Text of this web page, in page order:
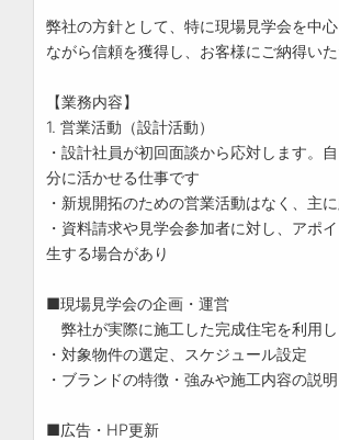
弊社の方針として、特に現場見学会を中
ながら信頼を獲得し、お客様にご納得い
【業務内容】
1. 営業活動（設計活動）
・設計社員が初回面談から応対します。
分に活かせる仕事です
・新規開拓のための営業活動はなく、主
・資料請求や見学会参加者に対し、アポ
生する場合があり
■現場見学会の企画・運営
弊社が実際に施工した完成住宅を利用
・対象物件の選定、スケジュール設定
・ブランドの特徴・強みや施工内容の説明
■広告・HP更新